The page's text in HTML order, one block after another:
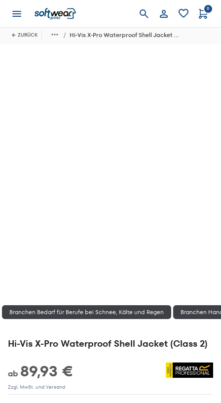
Anmelden
0
ZURÜCK Hi-Vis X-Pro Waterproof Shell Jacket (Class 2)
Branchen Bedarf für Berufe bei Schnee, Kälte und Regen Branchen
Hi-Vis X-Pro Waterproof Shell Jacket (Class 2)
ab 89,93 €
Zzgl. MwSt. und Versand